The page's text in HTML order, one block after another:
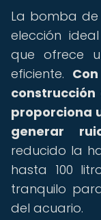
La bomba de
elección
que ofrece
eficiente.
proporciona
generar
reducido la
hasta 100
tranquilo
del acuario.